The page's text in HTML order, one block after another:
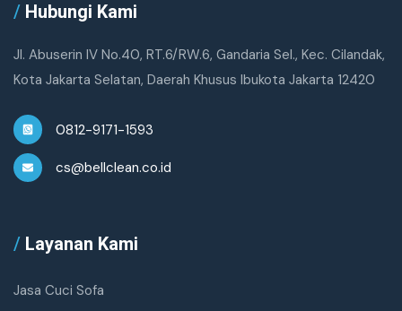
/ Hubungi Kami
Jl. Abuserin IV No.40, RT.6/RW.6, Gandaria Sel., Kec. Cilandak,
Kota Jakarta Selatan, Daerah Khusus Ibukota Jakarta 12420
0812-9171-1593
cs@bellclean.co.id
/ Layanan Kami
Jasa Cuci Sofa